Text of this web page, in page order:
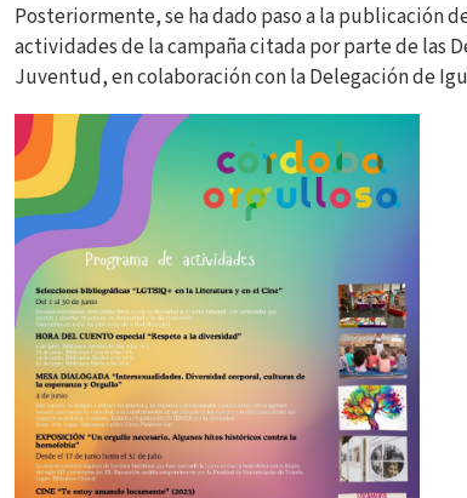
Posteriormente, se ha dado paso a la publicación
actividades de la campaña citada por parte de las
Juventud, en colaboración con la Delegación de